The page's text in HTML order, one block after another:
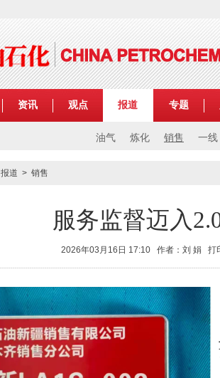
资讯 观点 报道
油气 炼化 销售 一线
专题
报道 > 销售
服务监督迈入
2026年03月16日 17:10 作者：刘 娟打